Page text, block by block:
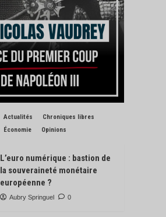
Actualités
Chroniques libres
Économie
Opinions
L’euro numérique : bastion de
la souveraineté monétaire
européenne ?
Aubry Springuel 0